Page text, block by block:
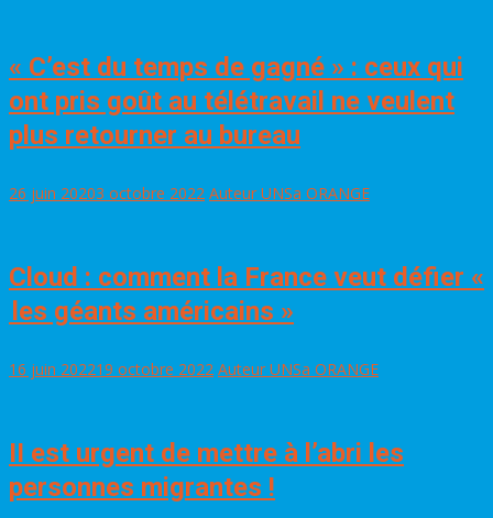
« C’est du temps de gagné » : ceux qui
ont pris goût au télétravail ne veulent
plus retourner au bureau
26 juin 20203 octobre 2022 Auteur UNSa ORANGE
Cloud : comment la France veut défier «
les géants américains »
16 juin 202219 octobre 2022 Auteur UNSa ORANGE
II est urgent de mettre à l’abri les
personnes migrantes !